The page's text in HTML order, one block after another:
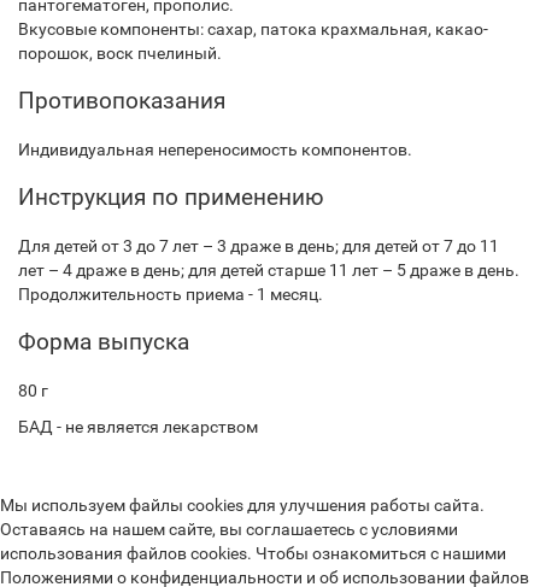
пантогематоген, прополис.
Вкусовые компоненты: сахар, патока крахмальная, какао-
порошок, воск пчелиный.
Противопоказания
Индивидуальная непереносимость компонентов.
Инструкция по применению
Для детей от 3 до 7 лет – 3 драже в день; для детей от 7 до 11
лет – 4 драже в день; для детей старше 11 лет – 5 драже в день.
Продолжительность приема - 1 месяц.
Форма выпуска
80 г
БАД - не является лекарством
Мы используем файлы cookies для улучшения работы сайта.
Оставаясь на нашем сайте, вы соглашаетесь с условиями
использования файлов cookies. Чтобы ознакомиться с нашими
Положениями о конфиденциальности и об использовании файлов